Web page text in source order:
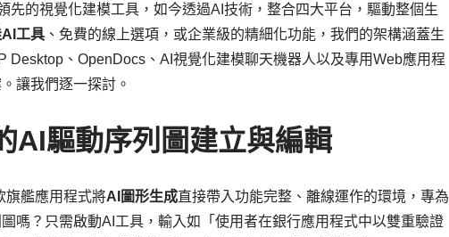
先的視覺化建模工具，如今透過AI技術，整合四大平台，驅動整個生
工具 、免費的線上選項，或企業級的精細化功能，我們的架構涵蓋生
Desktop、OpenDocs、AI視覺化建模聊天機器人以及專用Web應用程
讓我們逐一探討。
AI驅動序列圖建立與編輯
旗艦應用程式將AI圖形生成直接帶入功能完整、離線運作的環境，專為
嗎？只需啟動AI工具，輸入如「使用者在銀行應用程式中以雙重驗證